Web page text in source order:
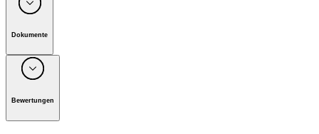
Dokumente
Unternehmen: Alfred Kärcher Vertriebs-GmbH, D-71364
Winnenden
Handbuch
Bewertungen